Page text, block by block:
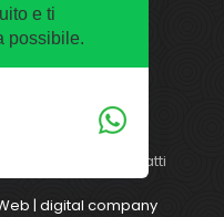
Contatti
| digital company
e ti
possibile.